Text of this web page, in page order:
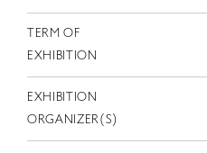
TERM OF
EXHIBITION
EXHIBITION
ORGANIZER(S)